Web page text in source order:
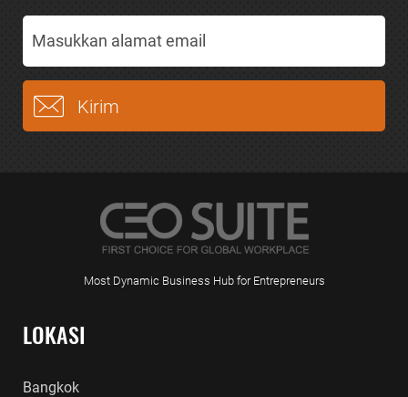
Most Dynamic Business Hub for Entrepreneurs
LOKASI
Bangkok